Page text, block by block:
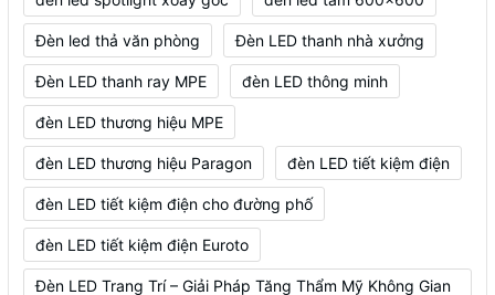
Đèn led thả văn phòng Đèn LED thanh nhà xưởng
Đèn LED thanh ray MPE đèn LED thông minh
đèn LED thương hiệu MPE
đèn LED thương hiệu Paragon đèn LED tiết kiệm điện
đèn LED tiết kiệm điện cho đường phố
đèn LED tiết kiệm điện Euroto
Đèn LED Trang Trí – Giải Pháp Tăng Thẩm Mỹ Không Gian